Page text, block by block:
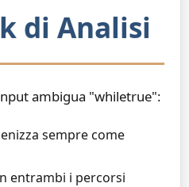
di Analisi
ambigua "whiletrue":
sempre come
entrambi i percorsi